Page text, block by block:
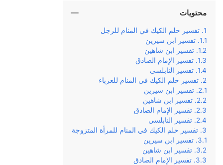
محتويات
تفسير حلم الكيك في المنام للرجل
تفسير ابن سيرين
تفسير ابن شاهين
تفسير الإمام الصادق
تفسير النابلسي
تفسير حلم الكيك في المنام للعزباء
تفسير ابن سيرين
تفسير ابن شاهين
تفسير الإمام الصادق
تفسير النابلسي
تفسير حلم الكيك في المنام للمرأة المتزوجة
تفسير ابن سيرين
تفسير ابن شاهين
تفسير الإمام الصادق